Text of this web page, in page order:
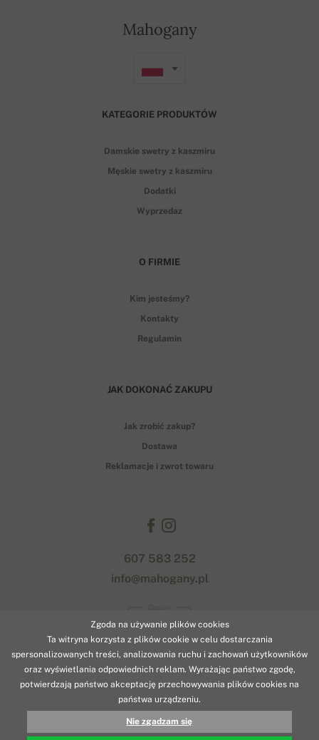
Mahogany
KATEGORIE PRODUKTÓW
Damskie swetry z kaszmiru
Męskie swetry z kaszmiru
Dodatki
Wyprzedaz
O FIRMIE
Kim jesteśmy?
Kontakty
Regulamin
JAK DOKONAĆ ZAKUPU
Jak zrobić zakup?
Dostawa
Reklamacje i zwrot towaru
607 583 252
info@mahogany.pl
© 2026 www.mahogany.pl
Zgoda na używanie plików cookies
Ta witryna korzysta z plików cookie w celu dostarczania
spersonalizowanych treści, analizowania ruchu i zachowań użytkowników
oraz wyświetlania odpowiednich reklam. Wyrażając państwo zgodę,
potwierdzają państwo akceptację przechowywania plików cookies na
państwa urządzeniu.
Nie zgadzam się